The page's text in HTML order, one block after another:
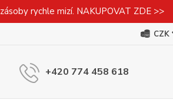
rychle mizí. NAKUPOVAT ZDE >>
CZK
+420 774 458 618